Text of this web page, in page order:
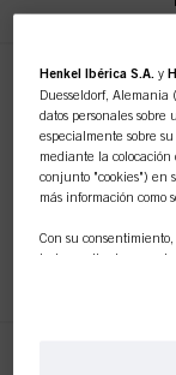
Henkel Ibérica S.A. y
Duesseldorf, Alemania
datos personales sobre
especialmente sobre
mediante la colocación
conjunto "cookies") en
más información como
Con su consentimiento,
independientes
huellas dactilares y
mejoren su uso de